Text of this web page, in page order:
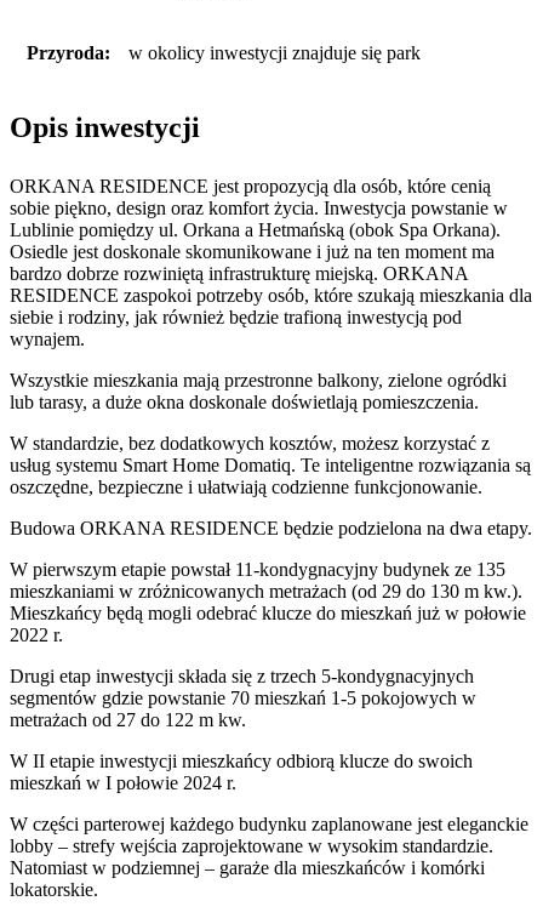
Przyroda: w okolicy inwestycji znajduje się park
Opis inwestycji
ORKANA RESIDENCE jest propozycją dla osób, które cenią
sobie piękno, design oraz komfort życia. Inwestycja powstanie w
Lublinie pomiędzy ul. Orkana a Hetmańską (obok Spa Orkana).
Osiedle jest doskonale skomunikowane i już na ten moment ma
bardzo dobrze rozwiniętą infrastrukturę miejską. ORKANA
RESIDENCE zaspokoi potrzeby osób, które szukają mieszkania dla
siebie i rodziny, jak również będzie trafioną inwestycją pod
wynajem.
Wszystkie mieszkania mają przestronne balkony, zielone ogródki
lub tarasy, a duże okna doskonale doświetlają pomieszczenia.
W standardzie, bez dodatkowych kosztów, możesz korzystać z
usług systemu Smart Home Domatiq. Te inteligentne rozwiązania są
oszczędne, bezpieczne i ułatwiają codzienne funkcjonowanie.
Budowa ORKANA RESIDENCE będzie podzielona na dwa etapy.
W pierwszym etapie powstał 11-kondygnacyjny budynek ze 135
mieszkaniami w zróżnicowanych metrażach (od 29 do 130 m kw.).
Mieszkańcy będą mogli odebrać klucze do mieszkań już w połowie
2022 r.
Drugi etap inwestycji składa się z trzech 5-kondygnacyjnych
segmentów gdzie powstanie 70 mieszkań 1-5 pokojowych w
metrażach od 27 do 122 m kw.
W II etapie inwestycji mieszkańcy odbiorą klucze do swoich
mieszkań w I połowie 2024 r.
W części parterowej każdego budynku zaplanowane jest eleganckie
lobby – strefy wejścia zaprojektowane w wysokim standardzie.
Natomiast w podziemnej – garaże dla mieszkańców i komórki
lokatorskie.